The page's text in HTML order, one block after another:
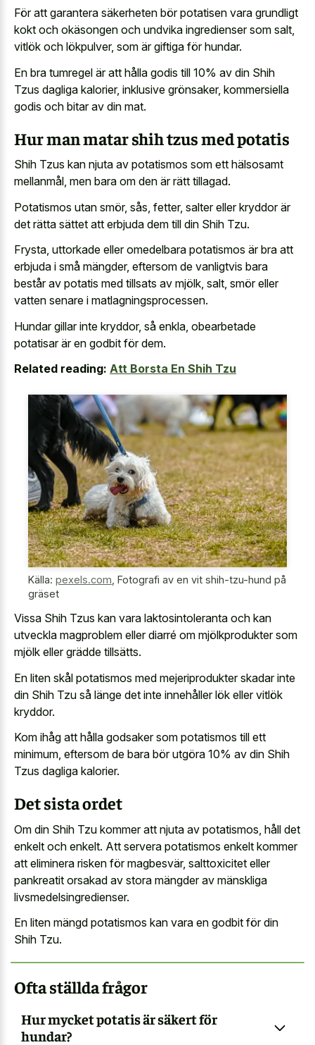
För att garantera säkerheten bör potatisen vara grundligt
kokt och okäsongen och undvika ingredienser som salt,
vitlök och lökpulver, som är giftiga för hundar.
En bra tumregel är att hålla godis till 10% av din Shih
Tzus dagliga kalorier, inklusive grönsaker, kommersiella
godis och bitar av din mat.
Hur man matar shih tzus med potatis
Shih Tzus kan njuta av potatismos som ett hälsosamt
mellanmål, men bara om den är rätt tillagad.
Potatismos utan smör, sås, fetter, salter eller kryddor är
det rätta sättet att erbjuda dem till din Shih Tzu.
Frysta, uttorkade eller omedelbara potatismos är bra att
erbjuda i små mängder, eftersom de vanligtvis bara
består av potatis med tillsats av mjölk, salt, smör eller
vatten senare i matlagningsprocessen.
Hundar gillar inte kryddor, så enkla, obearbetade
potatisar är en godbit för dem.
Related reading: Att Borsta En Shih Tzu
Källa: pexels.com Fotografi av en vit shih-tzu-hund på
gräset
Vissa Shih Tzus kan vara laktosintoleranta och kan
utveckla magproblem eller diarré om mjölkprodukter som
mjölk eller grädde tillsätts.
En liten skål potatismos med mejeriprodukter skadar inte
din Shih Tzu så länge det inte innehåller lök eller vitlök
kryddor.
Kom ihåg att hålla godsaker som potatismos till ett
minimum, eftersom de bara bör utgöra 10% av din Shih
Tzus dagliga kalorier.
Det sista ordet
Om din Shih Tzu kommer att njuta av potatismos, håll det
enkelt och enkelt. Att servera potatismos enkelt kommer
att eliminera risken för magbesvär, salttoxicitet eller
pankreatit orsakad av stora mängder av mänskliga
livsmedelsingredienser.
En liten mängd potatismos kan vara en godbit för din
Shih Tzu.
Ofta ställda frågor
Hur mycket potatis är säkert för
hundar?